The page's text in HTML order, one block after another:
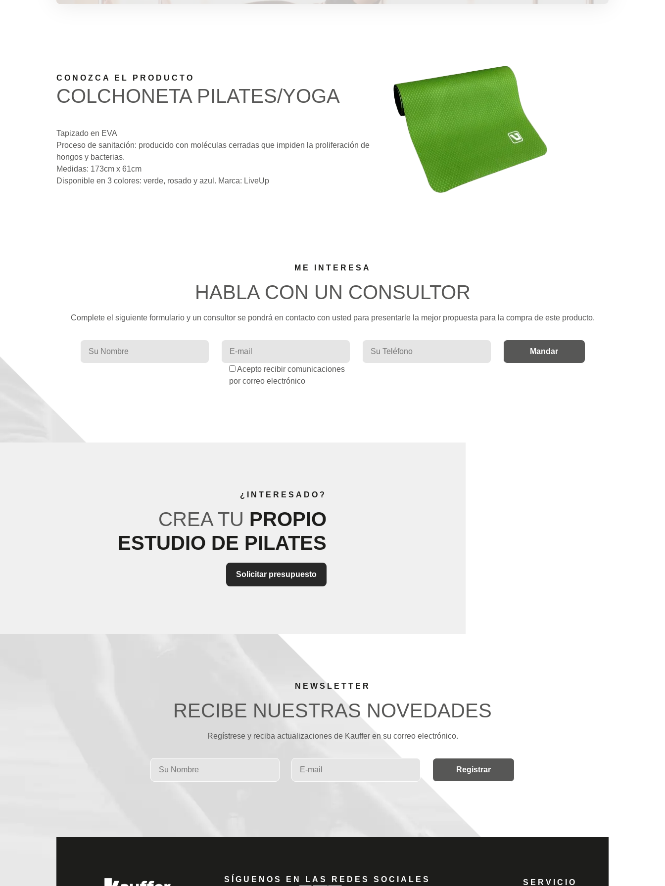
CONOZCA EL PRODUCTO
COLCHONETA PILATES/YOGA
Tapizado en EVA
Proceso de sanitación: producido con moléculas cerradas que impiden la proliferación de
hongos y bacterias.
Medidas: 173cm x 61cm
Disponible en 3 colores: verde, rosado y azul. Marca: LiveUp
ME INTERESA
HABLA CON UN CONSULTOR
Complete el siguiente formulario y un consultor se pondrá en contacto con usted para presentarle la mejor propuesta para la compra de este producto.
Acepto recibir comunicaciones
por correo electrónico
¿INTERESADO?
CREA TU PROPIO
ESTUDIO DE PILATES
Solicitar presupuesto
NEWSLETTER
RECIBE NUESTRAS NOVEDADES
Regístrese y reciba actualizaciones de Kauffer en su correo electrónico.
SÍGUENOS EN LAS REDES SOCIALES SERVICIO